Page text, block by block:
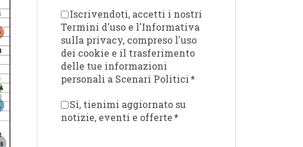
Iscrivendoti, accetti i nostri
Termini d'uso e l'Informativa
sulla privacy, compreso l'uso
dei cookie e il trasferimento
delle tue informazioni
personali a Scenari Politici*
Sì, tienimi aggiornato su
notizie, eventi e offerte*